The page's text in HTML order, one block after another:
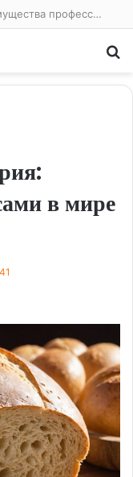
Восстановите чистоту кухни: преимущества профессиональной уборки
в мире